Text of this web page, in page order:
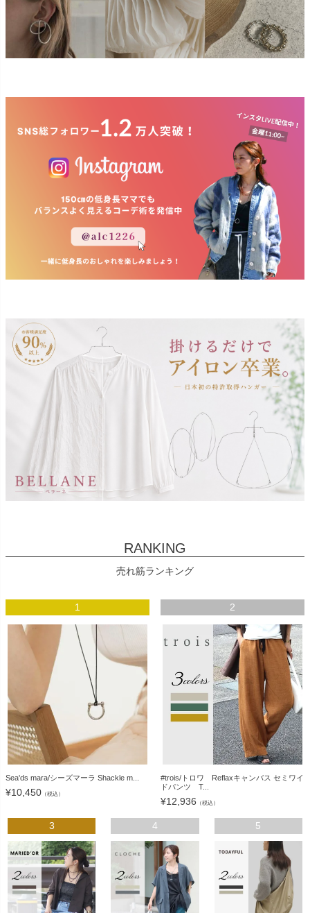
RANKING
売れ筋ランキング
1
Sea'ds mara/シーズマーラ Shackle m...
¥10,450 （税込）
2
#trois/トロワ Reflaxキャンバス セミワイ
ドパンツ T...
¥12,936 （税込）
3 4 5